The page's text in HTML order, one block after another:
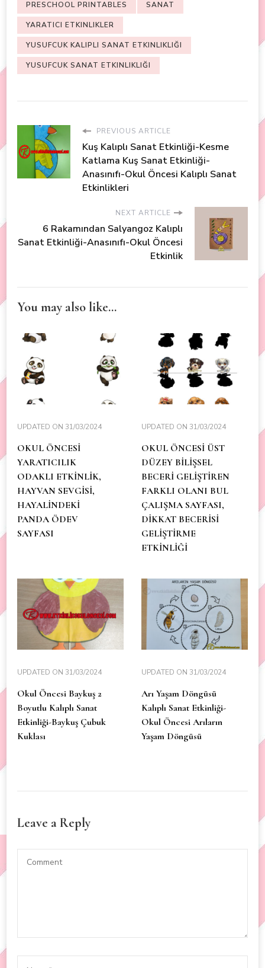
PRESCHOOL PRINTABLES SANAT
YARATICI ETKINLIKLER
YUSUFCUK KALIPLI SANAT ETKINLIKLIĞI
YUSUFCUK SANAT ETKINLIKLIĞI
PREVIOUS ARTICLE
Kuş Kalıplı Sanat Etkinliği-Kesme
Katlama Kuş Sanat Etkinliği-
Anasınıfı-Okul Öncesi Kalıplı Sanat
Etkinlikleri
NEXT ARTICLE
6 Rakamından Salyangoz Kalıplı
Sanat Etkinliği-Anasınıfı-Okul Öncesi
Etkinlik
You may also like...
UPDATED ON 31/03/2024
OKUL ÖNCESİ
YARATICILIK
ODAKLI ETKİNLİK,
HAYVAN SEVGİSİ,
HAYALİNDEKİ
PANDA ÖDEV
SAYFASI
UPDATED ON 31/03/2024
OKUL ÖNCESİ ÜST
DÜZEY BİLİŞSEL
BECERİ GELİŞTİREN
FARKLI OLANI BUL
ÇALIŞMA SAYFASI,
DİKKAT BECERİSİ
GELİŞTİRME
ETKİNLİĞİ
UPDATED ON 31/03/2024
Okul Öncesi Baykuş 2
Boyutlu Kalıplı Sanat
Etkinliği-Baykuş Çubuk
Kuklası
UPDATED ON 31/03/2024
Arı Yaşam Döngüsü
Kalıplı Sanat Etkinliği-
Okul Öncesi Arıların
Yaşam Döngüsü
Leave a Reply